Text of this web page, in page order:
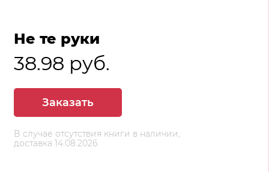
Не те руки
38.98 руб.
Заказать
В случае отсутствия книги в наличии,
доставка 14.08.2026